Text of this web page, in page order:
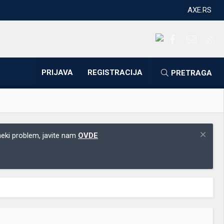
AXE.RS
PRIJAVA REGISTRACIJA PRETRAGA
problem, javite nam OVDE